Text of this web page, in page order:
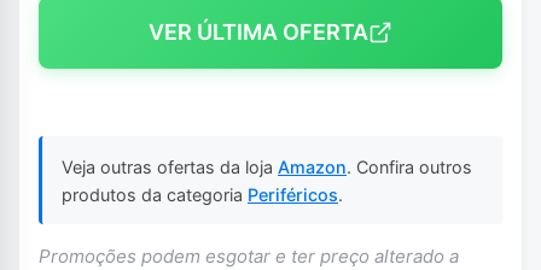
VER ÚLTIMA OFERTA
Veja outras ofertas da loja Amazon. Confira outros
produtos da categoria Periféricos.
Promoções podem esgotar e ter preço alterado a